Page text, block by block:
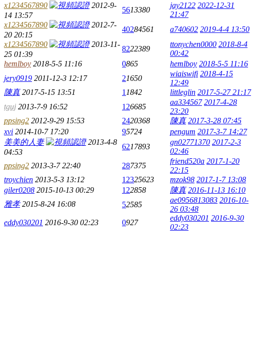
x1234567890
2012-9-
14 13:57
5613380
jay2122 2022-12-31
21:47
x1234567890
2012-7-
20 20:15
40284561 a740602 2019-4-4 13:50
x1234567890
2013-11-
25 01:39
8222389
ttonychen0000 2018-8-4
00:42
hemlboy 2018-5-5 11:16 0865 hemlboy 2018-5-5 11:16
jery0919 2011-12-3 12:17 21650
wiaiswifi 2018-4-15
12:49
陳真 2017-5-15 13:51 1 1842 littleglin 2017-5-27 21:17
tguj 2013-7-9 16:52 126685
aa334567 2017-4-28
23:20
ppsing2 2012-9-29 15:53 2420368 陳真 2017-3-28 07:45
xvi 2014-10-7 17:20 95724 pengum 2017-3-7 14:27
美美的人妻
2013-4-8
04:53
6217893
gn02771370 2017-2-3
02:46
ppsing2 2013-3-7 22:40 287375
friend520a 2017-1-20
22:15
troychien 2013-5-3 13:12 12325623 mzok98 2017-1-7 13:08
giler0208 2015-10-13 00:29 122858 陳真 2016-11-13 16:10
雅孝 2015-8-24 16:08 52585
ae0956813083 2016-10-
26 03:48
eddy030201 2016-9-30 02:23 0927
eddy030201 2016-9-30
02:23